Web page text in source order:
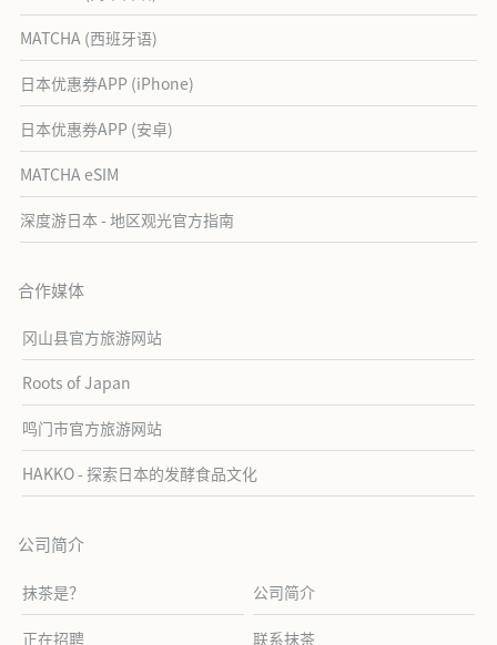
MATCHA (西班牙语)
日本优惠券APP (iPhone)
日本优惠券APP (安卓)
MATCHA eSIM
深度游日本 - 地区观光官方指南
合作媒体
冈山县官方旅游网站
Roots of Japan
鸣门市官方旅游网站
HAKKO - 探索日本的发酵食品文化
公司简介
抹茶是？ 公司简介
正在招聘 联系抹茶